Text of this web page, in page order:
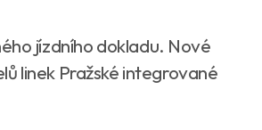
jízdního dokladu. Nové
linek Pražské integrované